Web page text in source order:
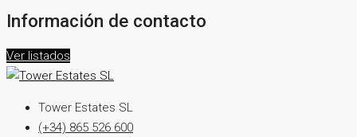
Información de contacto
Ver listados
Tower Estates SL
(+34) 865 526 600